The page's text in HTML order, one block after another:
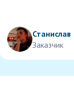
Станислав
Заказчик